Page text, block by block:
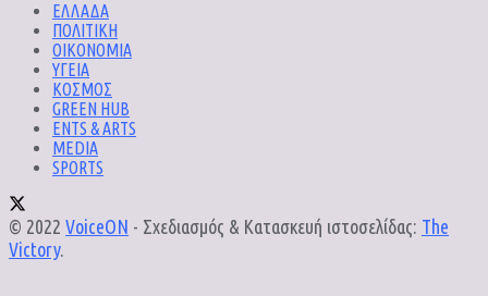
ΕΛΛΑΔΑ
ΠΟΛΙΤΙΚΗ
ΟΙΚΟΝΟΜΙΑ
ΥΓΕΙΑ
ΚΟΣΜΟΣ
GREEN HUB
ENTS & ARTS
MEDIA
SPORTS
© 2022 VoiceON - Σχεδιασμός & Κατασκευή ιστοσελίδας: The
Victory.